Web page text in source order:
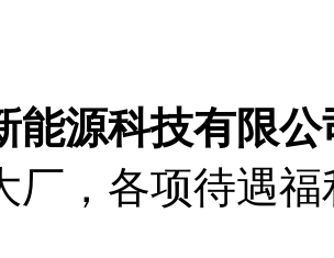
能源科技有限公
厂，各项待遇福